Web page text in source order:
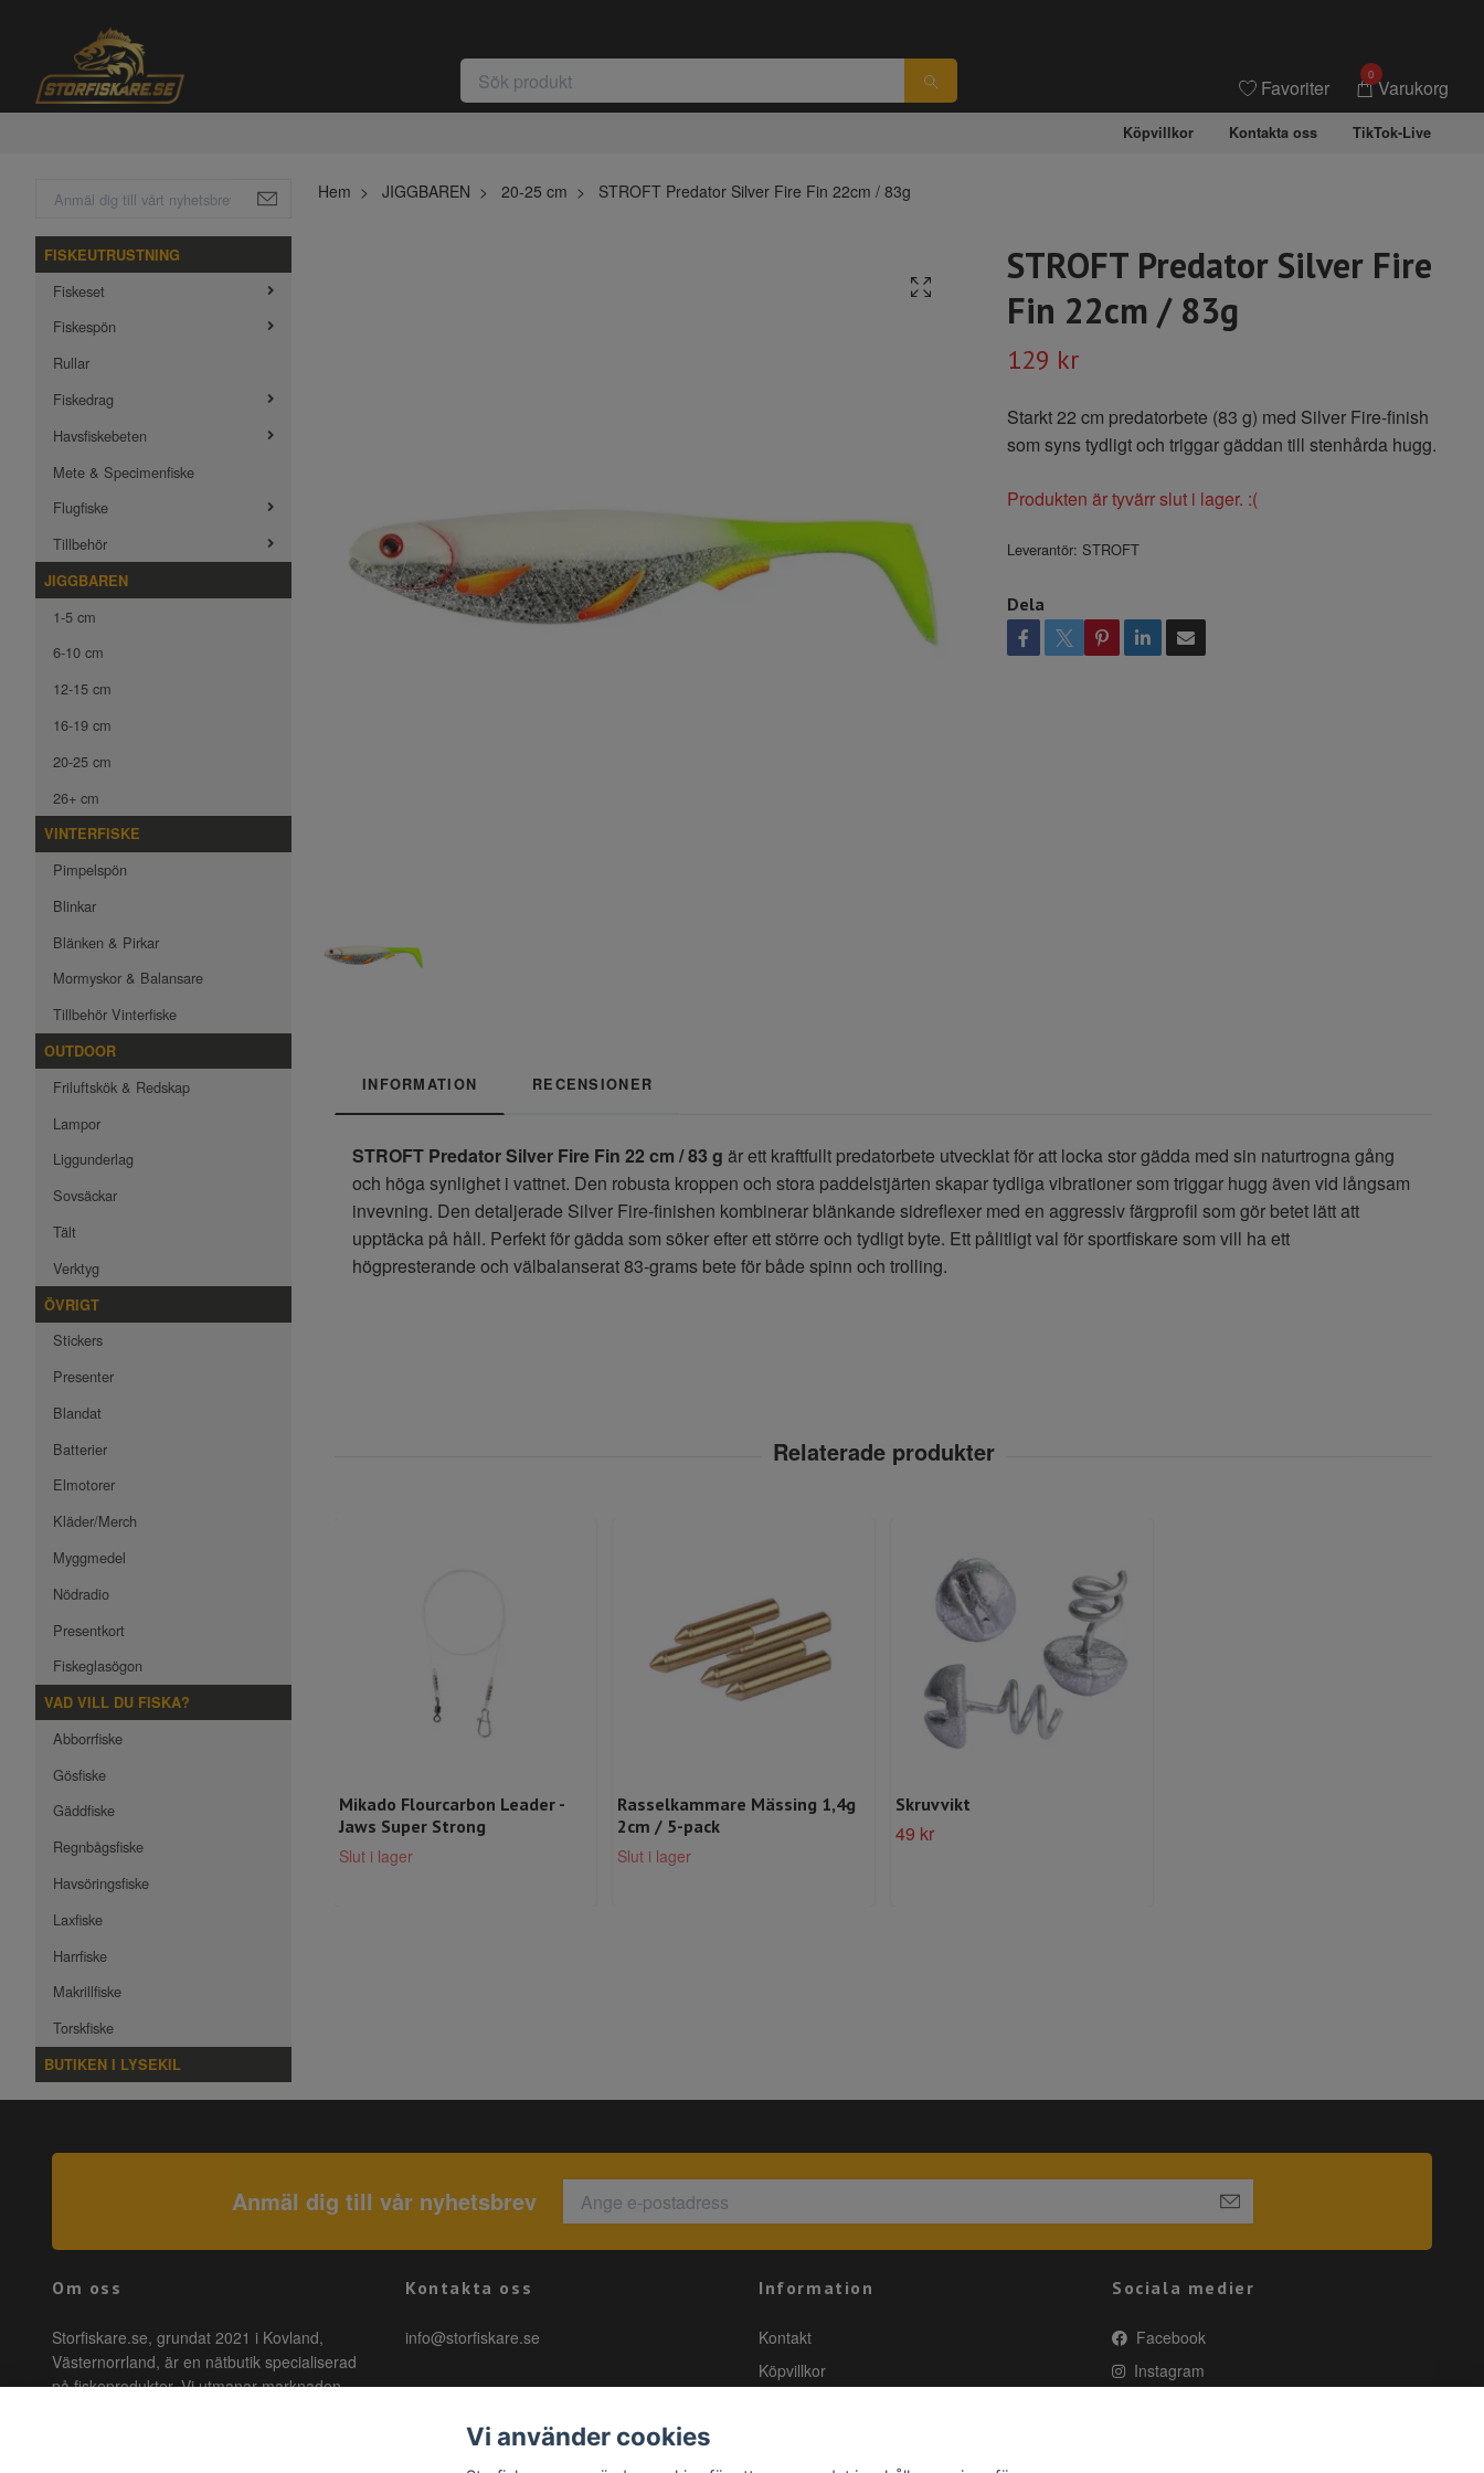
Favoriter
0
Varukorg
Köpvillkor Kontakta oss TikTok-Live
FISKEUTRUSTNING
Fiskeset
Fiskespön
Rullar
Fiskedrag
Havsfiskebeten
Mete & Specimenfiske
Flugfiske
Tillbehör
JIGGBAREN
1-5 cm
6-10 cm
12-15 cm
16-19 cm
20-25 cm
26+ cm
VINTERFISKE
Pimpelspön
Blinkar
Blänken & Pirkar
Mormyskor & Balansare
Tillbehör Vinterfiske
OUTDOOR
Friluftskök & Redskap
Lampor
Liggunderlag
Sovsäckar
Tält
Verktyg
ÖVRIGT
Stickers
Presenter
Blandat
Batterier
Elmotorer
Kläder/Merch
Myggmedel
Nödradio
Presentkort
Fiskeglasögon
VAD VILL DU FISKA?
Abborrfiske
Gösfiske
Gäddfiske
Regnbågsfiske
Havsöringsfiske
Laxfiske
Harrfiske
Makrillfiske
Torskfiske
BUTIKEN I LYSEKIL
Hem JIGGBAREN 20-25 cm STROFT Predator Silver Fire Fin 22cm / 83g
STROFT Predator Silver Fire
Fin 22cm / 83g
129 kr
Starkt 22 cm predatorbete (83 g) med Silver Fire-finish
som syns tydligt och triggar gäddan till stenhårda hugg.
Produkten är tyvärr slut i lager. :(
Leverantör: STROFT
Dela
INFORMATION RECENSIONER
STROFT Predator Silver Fire Fin 22 cm / 83 g är ett kraftfullt predatorbete utvecklat för att locka stor gädda med sin naturtrogna gång
och höga synlighet i vattnet. Den robusta kroppen och stora paddelstjärten skapar tydliga vibrationer som triggar hugg även vid långsam
invevning. Den detaljerade Silver Fire-finishen kombinerar blänkande sidreflexer med en aggressiv färgprofil som gör betet lätt att
upptäcka på håll. Perfekt för gädda som söker efter ett större och tydligt byte. Ett pålitligt val för sportfiskare som vill ha ett
högpresterande och välbalanserat 83-grams bete för både spinn och trolling.
Mikado Flourcarbon Leader -
Jaws Super Strong
Slut i lager
Rasselkammare Mässing 1,4g
2cm / 5-pack
Slut i lager
Skruvvikt
49 kr
Anmäl dig till vår nyhetsbrev
Om oss
Storfiskare.se, grundat 2021 i Kovland,
Västernorrland, är en nätbutik specialiserad
på fiskeprodukter. Vi utmanar marknaden
Kontakta oss
info@storfiskare.se
Information
Kontakt
Köpvillkor
Sociala medier
Facebook
Instagram
Vi använder cookies